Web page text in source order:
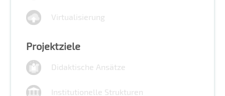
Virtualisierung
Projektziele
Didaktische Ansätze
Institutionelle Strukturen